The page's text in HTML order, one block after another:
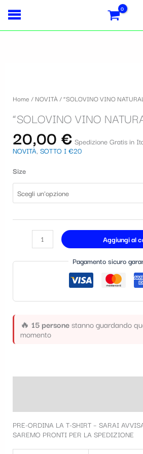
contenuto
Home /NOVITÀ/ “SOLOVINO VINO
“SOLOVINO VINO
20,00 € Spedizione Gratis in
NOVITÀ, SOTTO I €20
Size
T-
quantità
Aggiungi al
Pagamento sicuro
🔥 15 personestanno guardando
momento
PRE-ORDINA LA T-SHIRT – SARAI
SAREMO PRONTI PER LA SPEDIZIONE
S
o
n
a
u
n
a
c
a
r
i
fiscale:
Carrello: